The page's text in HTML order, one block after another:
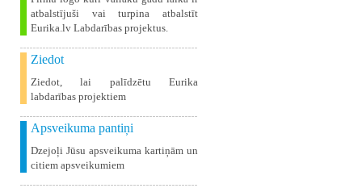
atbalstījuši vai turpina atbalstīt
Eurika.lv Labdarības projektus.
Ziedot
Ziedot, lai palīdzētu Eurika
labdarības projektiem
Apsveikuma pantiņi
Dzejoļi Jūsu apsveikuma kartiņām un
citiem apsveikumiem